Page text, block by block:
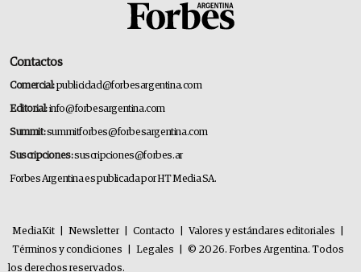
Contactos
Comercial:publicidad@forbesargentina.com
Editorial:info@forbesargentina.com
Summit:summitforbes@forbesargentina.com
Suscripciones:suscripciones@forbes.ar
Forbes Argentina es publicada por HT Media SA.
MediaKit Newsletter Contacto Valores y estándares editoriales
Términos y condiciones
Legales
© 2026. Forbes Argentina. Todos
los derechos reservados.